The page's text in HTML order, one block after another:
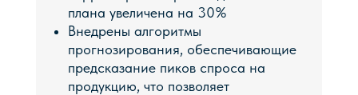
плана увеличена на 30%
Внедрены алгоритмы
прогнозирования, обеспечивающие
предсказание пиков спроса на
продукцию, что позволяет
+7